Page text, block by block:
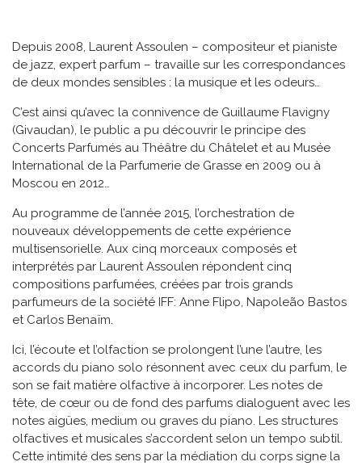
Depuis 2008, Laurent Assoulen – compositeur et pianiste
de jazz, expert parfum – travaille sur les correspondances
de deux mondes sensibles : la musique et les odeurs…
C’est ainsi qu’avec la connivence de Guillaume Flavigny
(Givaudan), le public a pu découvrir le principe des
Concerts Parfumés au Théâtre du Châtelet et au Musée
International de la Parfumerie de Grasse en 2009 ou à
Moscou en 2012…
Au programme de l’année 2015, l’orchestration de
nouveaux développements de cette expérience
multisensorielle. Aux cinq morceaux composés et
interprétés par Laurent Assoulen répondent cinq
compositions parfumées, créées par trois grands
parfumeurs de la société IFF: Anne Flipo, Napoleão Bastos
et Carlos Benaïm.
Ici, l’écoute et l’olfaction se prolongent l’une l’autre, les
accords du piano solo résonnent avec ceux du parfum, le
son se fait matière olfactive à incorporer. Les notes de
tête, de cœur ou de fond des parfums dialoguent avec les
notes aigües, medium ou graves du piano. Les structures
olfactives et musicales s’accordent selon un tempo subtil.
Cette intimité des sens par la médiation du corps signe la